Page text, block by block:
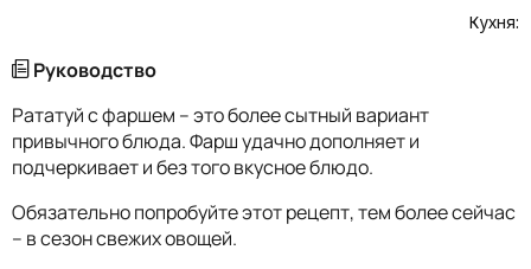
Кухня:
Руководство
Рататуй с фаршем – это более сытный вариант
привычного блюда. Фарш удачно дополняет и
подчеркивает и без того вкусное блюдо.
Обязательно попробуйте этот рецепт, тем более сейчас
– в сезон свежих овощей.